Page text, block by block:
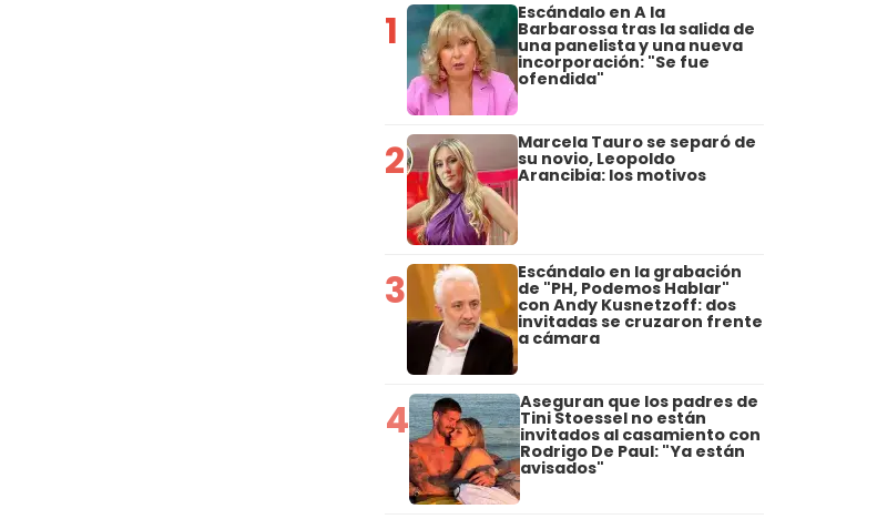
1 Escándalo en A la
Barbarossa tras la salida de
una panelista y una nueva
incorporación: "Se fue
ofendida"
2 Marcela Tauro se separó de
su novio, Leopoldo
Arancibia: los motivos
3 Escándalo en la grabación
de "PH, Podemos Hablar"
con Andy Kusnetzoff: dos
invitadas se cruzaron frente
a cámara
4 Aseguran que los padres de
Tini Stoessel no están
invitados al casamiento con
Rodrigo De Paul: "Ya están
avisados"